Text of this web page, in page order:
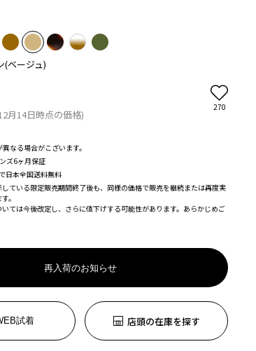
(ベージュ)
月14日時点の価格)
270
なる場合がこざいます。
ズ6ヶ月保証
日本全国送料無料
ている限定販売期間終了後も、同様の価格で販売を継続または再度実
。
ては今後改定し、さらに値下げする可能性があります。あらかじめご
再入荷のお知らせ
試着 店頭の在庫を探す